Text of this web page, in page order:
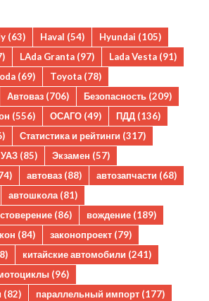
(63) Haval (54) Hyundai (105)
LAda Granta (97) Lada Vesta (91)
(69) Toyota (78)
Автоваз (706) Безопасность (209)
(556) ОСАГО (49) ПДД (136)
Статистика и рейтинги (317)
УАЗ (85) Экзамен (57)
автоваз (88) автозапчасти (68)
автошкола(81)
(86) вождение (189)
(84) законопроект (79)
китайские автомобили (241)
(96)
(82) параллельный импорт (177)